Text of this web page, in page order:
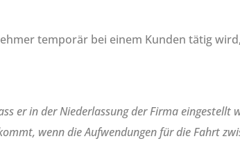
temporär bei einem Kunden tätig
er in der Niederlassung der Firma eingestellt
wenn die Aufwendungen für die Fahrt